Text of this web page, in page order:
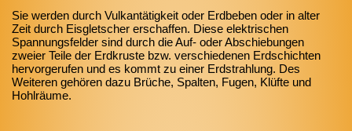
Sie werden durch Vulkantätigkeit oder Erdbeben oder in alter
Zeit durch Eisgletscher erschaffen. Diese elektrischen
Spannungsfelder sind durch die Auf- oder Abschiebungen
zweier Teile der Erdkruste bzw. verschiedenen Erdschichten
hervorgerufen und es kommt zu einer Erdstrahlung. Des
Weiteren gehören dazu Brüche, Spalten, Fugen, Klüfte und
Hohlräume.